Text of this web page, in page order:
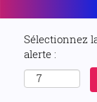
Sélectionnez
alerte :